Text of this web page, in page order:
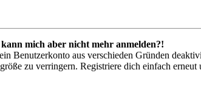
mich aber nicht mehr anmelden?!
Benutzerkonto aus verschieden Gründen
zu verringern. Registriere dich einfach